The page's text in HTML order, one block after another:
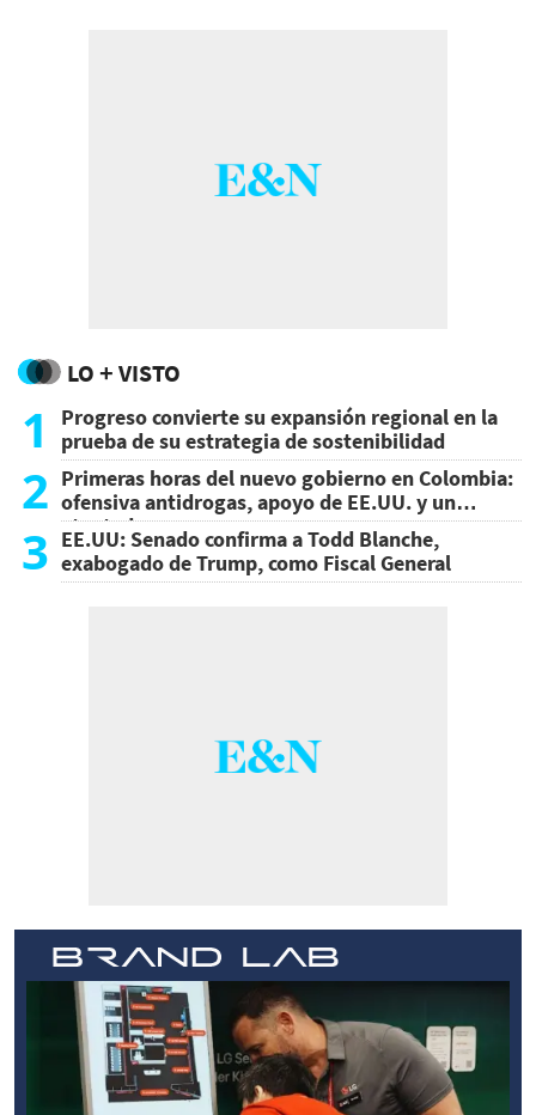
LO + VISTO
1
Progreso convierte su expansión regional en la
prueba de su estrategia de sostenibilidad
2 Primeras horas del nuevo gobierno en Colombia:
ofensiva antidrogas, apoyo de EE.UU. y un
atentado
3 EE.UU: Senado confirma a Todd Blanche,
exabogado de Trump, como Fiscal General